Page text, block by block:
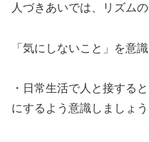
人づきあいでは、リズム
「気にしないこと」を意
・日常生活で人と接する
にするよう意識しましょう